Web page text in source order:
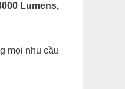
Lumens,
mọi nhu cầu